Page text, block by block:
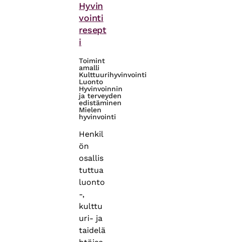
Hyvin
vointi
resept
i
Toimint
amalli
Kulttuurihyvinvointi
Luonto
Hyvinvoinnin
ja terveyden
edistäminen
Mielen
hyvinvointi
Henkil
ön
osallis
tuttua
luonto
-,
kulttu
uri- ja
taidelä